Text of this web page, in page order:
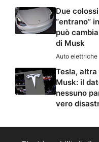
Due
“entrano”
può
di Musk
Auto elettriche
Tesla,
Musk: il
nessuno
vero